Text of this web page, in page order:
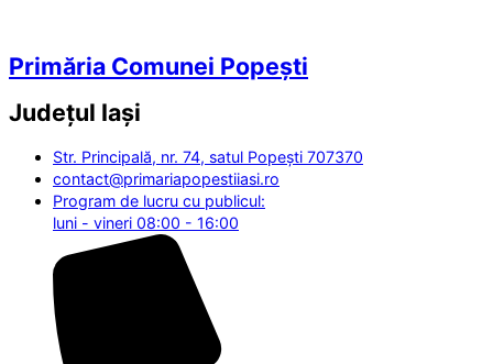
Primăria Comunei Popești
Județul Iași
Str. Principală, nr. 74, satul Popești 707370
contact@primariapopestiiasi.ro
Program de lucru cu publicul:
luni - vineri 08:00 - 16:00